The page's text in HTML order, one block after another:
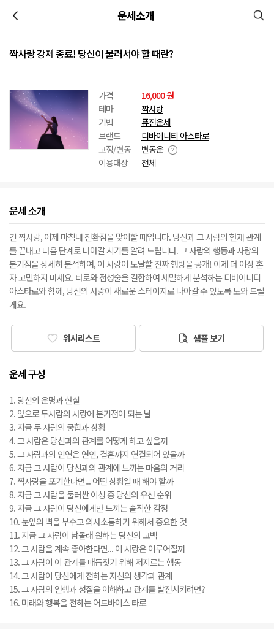
운세소개
짝사랑 강제 종료! 당신이 물러서야 할 때란?
가격
16,000 원
테마
짝사랑
기법
퓨전운세
브랜드
디바이니티 아스타로
고정/변동
변동운
이용대상
전체
운세 소개
긴 짝사랑, 이제 마침내 전환점을 맞이할 때입니다. 당신과 그 사람의 현재 관계
를 끝내고 다음 단계로 나아갈 시기를 알려 드립니다. 그 사람의 행동과 사랑의
분기점을 상세히 분석하여, 이 사랑이 도달할 진짜 행방을 공개! 이제 더 이상 혼
자 고민하지 마세요. 타로와 점성술을 결합하여 세밀하게 분석하는 디바이니티
아스타로와 함께, 당신의 사랑이 새로운 스테이지로 나아갈 수 있도록 도와 드릴
게요.
위시리스트 샘플 보기
운세 구성
1. 당신의 운명과 현실
2. 앞으로 두사람의 사랑에 분기점이 되는 날
3. 지금 두 사람의 궁합과 상황
4. 그 사람은 당신과의 관계를 어떻게 하고 싶을까
5. 그 사람과의 인연은 연인, 결혼까지 연결되어 있을까
6. 지금 그 사람이 당신과의 관계에 느끼는 마음의 거리
7. 짝사랑을 포기한다면... 어떤 상황일 때 해야 할까
8. 지금 그 사람을 둘러싼 이성 중 당신의 우선 순위
9. 지금 그 사람이 당신에게만 느끼는 솔직한 감정
10. 눈앞의 벽을 부수고 의사소통하기 위해서 중요한 것
11. 지금 그 사람이 남몰래 원하는 당신의 고백
12. 그 사람을 계속 좋아한다면... 이 사랑은 이루어질까
13. 그 사람이 이 관계를 매듭짓기 위해 저지르는 행동
14. 그 사람이 당신에게 전하는 자신의 생각과 관계
15. 그 사람의 언행과 성질을 이해하고 관계를 발전시키려면?
16. 미래와 행복을 전하는 어드바이스 타로